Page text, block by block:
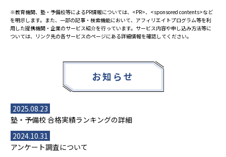
※教育機関、塾・予備校等によるPR情報については、<PR>、<sponsored contents>など
を明示します。また、一部の記事・検索機能において、アフィリエイトプログラム等を利
用した提携機関・企業のサービス紹介を行っています。サービス内容や申し込み方法等に
ついては、リンク先の各サービスのページにある詳細情報を確認してください。
お知らせ
2025.08.23
塾・予備校 合格実績ランキングの詳細
2024.10.31
アンケート調査について